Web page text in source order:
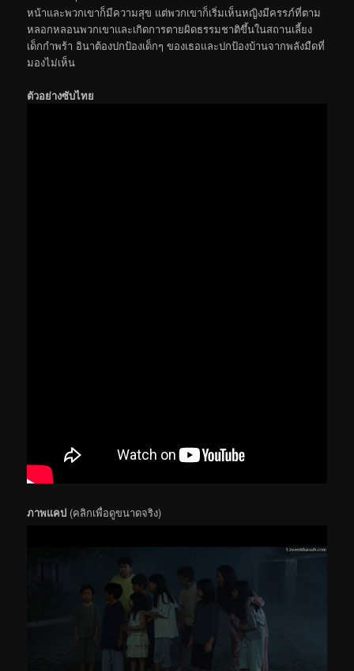
หน้าและพวกเขาก็มีความสุข แต่พวกเขาก็เริ่มเห็นหญิงมีครรภ์ที่ตาม
หลอกหลอนพวกเขาและเกิดการตายผิดธรรมชาติขึ้นในสถานเลี้ยง
เด็กกำพร้า อินาต้องปกป้องเด็กๆ ของเธอและปกป้องบ้านจากพลังมืดที่
มองไม่เห็น
ตัวอย่างซับไทย
ภาพแคป (คลิกเพื่อดูขนาดจริง)